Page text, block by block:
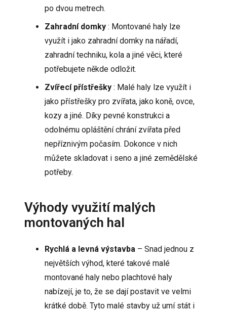
po dvou metrech.
Zahradní domky : Montované haly lze
využít i jako zahradní domky na nářadí,
zahradní techniku, kola a jiné věci, které
potřebujete někde odložit.
Zvířecí přístřešky : Malé haly lze využít i
jako přístřešky pro zvířata, jako koně, ovce,
kozy a jiné. Díky pevné konstrukci a
odolnému opláštění chrání zvířata před
nepříznivým počasím. Dokonce v nich
můžete skladovat i seno a jiné zemědělské
potřeby.
Výhody využití malých
montovaných hal
Rychlá a levná výstavba – Snad jednou z
největších výhod, které takové malé
montované haly nebo plachtové haly
nabízejí, je to, že se dají postavit ve velmi
krátké době. Tyto malé stavby už umí stát i